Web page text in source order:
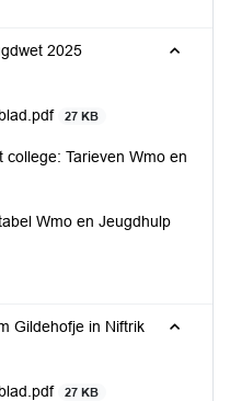
2025
27 KB
college: Tarieven Wmo en
Wmo en Jeugdhulp
Gildehofje in Niftrik
27 KB